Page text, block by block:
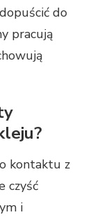
do
pracują
kontaktu z
czyść
i